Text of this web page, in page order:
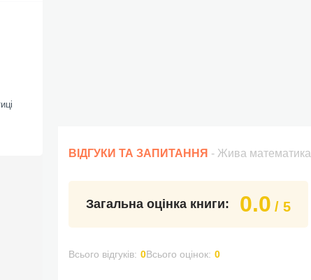
ВІДГУКИ ТА ЗАПИТАННЯ - Жива математика
Загальна оцінка книги: 0.0 / 5
Всього відгуків: 0Всього оцінок: 0